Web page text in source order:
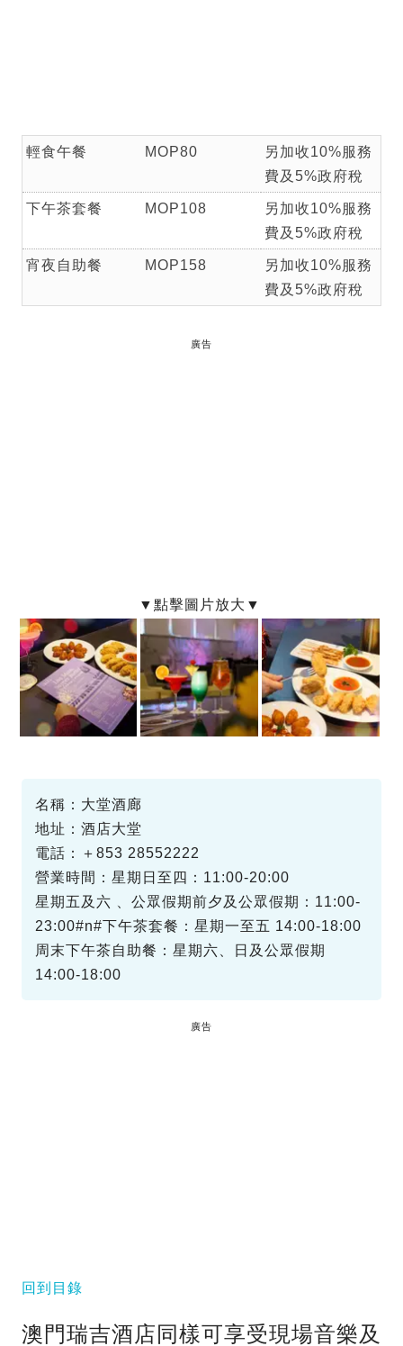
輕食午餐 MOP80
另加收10%服務
費及5%政府稅
下午茶套餐 MOP108
另加收10%服務
費及5%政府稅
宵夜自助餐 MOP158
另加收10%服務
費及5%政府稅
廣告
名稱：大堂酒廊
地址：酒店大堂
電話：＋853 28552222
營業時間：星期日至四：11:00-20:00
星期五及六 、公眾假期前夕及公眾假期：11:00-
23:00#n#下午茶套餐：星期一至五 14:00-18:00
周末下午茶自助餐：星期六、日及公眾假期
14:00-18:00
廣告
回到目錄
澳門瑞吉酒店同樣可享受現場音樂及